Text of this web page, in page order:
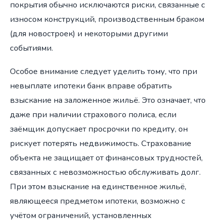
покрытия обычно исключаются риски, связанные с
износом конструкций, производственным браком
(для новостроек) и некоторыми другими
событиями.
Особое внимание следует уделить тому, что при
невыплате ипотеки банк вправе обратить
взыскание на заложенное жильё. Это означает, что
даже при наличии страхового полиса, если
заёмщик допускает просрочки по кредиту, он
рискует потерять недвижимость. Страхование
объекта не защищает от финансовых трудностей,
связанных с невозможностью обслуживать долг.
При этом взыскание на единственное жильё,
являющееся предметом ипотеки, возможно с
учётом ограничений, установленных